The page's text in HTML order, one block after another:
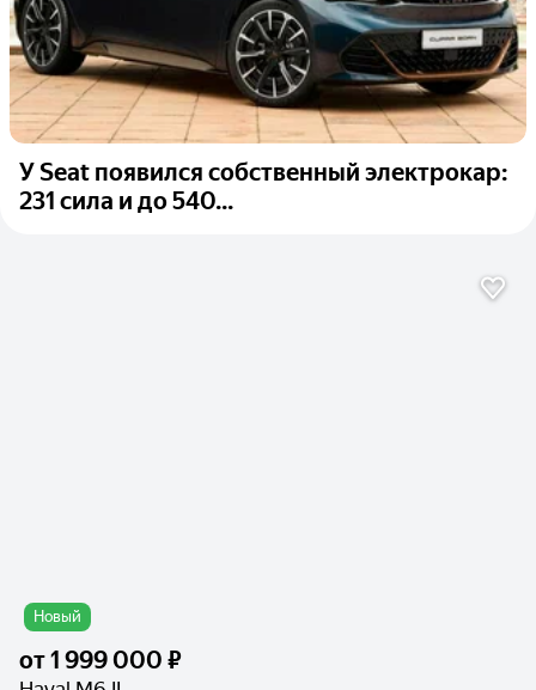
У Seat появился собственный электрокар:
231 сила и до 540...
Новый
от1 999 000 ₽